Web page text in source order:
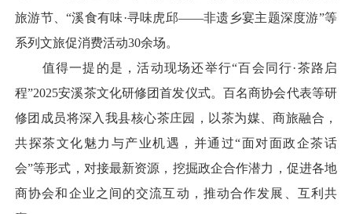
旅游节、“溪食有味·寻味虎邱——非遗乡宴主题深度游”等
系列文旅促消费活动30余场。
值得一提的是，活动现场还举行“百会同行·茶路启
程”2025安溪茶文化研修团首发仪式。百名商协会代表等研
修团成员将深入我县核心茶庄园，以茶为媒、商旅融合，
共探茶文化魅力与产业机遇，并通过“面对面政企茶话
会”等形式，对接最新资源，挖掘政企合作潜力，促进各地
商协会和企业之间的交流互动，推动合作发展、互利共